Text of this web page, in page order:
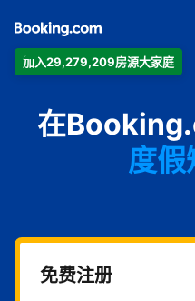
加入29,279,209房源大家庭
在
度假
住宿加
免费注册